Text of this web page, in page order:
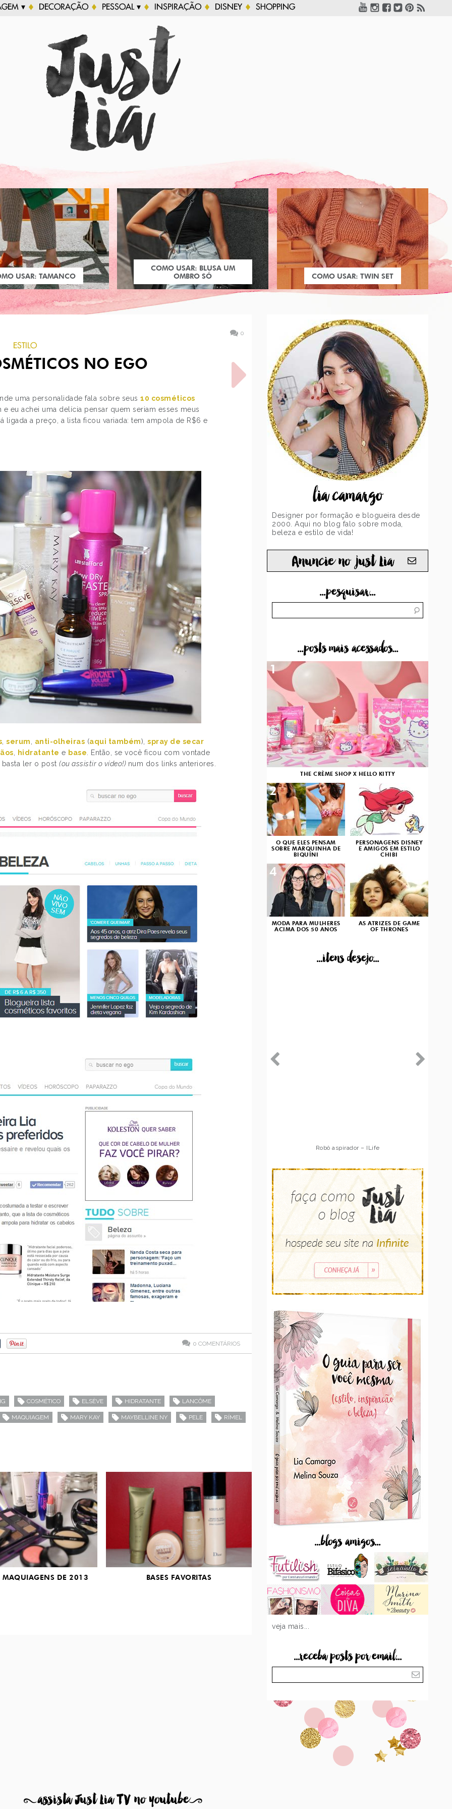
▾ DECORAÇÃO PESSOAL ▾ INSPIRAÇÃO DISNEY SHOPPING
USAR: TAMANCO
COMO USAR: BLUSA UM
OMBRO SÓ
COMO USAR: TWIN SET
0
ESTILO
NO EGO
uma personalidade fala sobre seus10 cosméticos
eu achei uma delícia pensar quem seriam esses meus
ligada a preço, a lista ficou variada: tem ampola de R$6 e
,serum anti-olheiras (aqui também),spray de secar
hidratante e base . Então, se você ficou com vontade
basta ler o post(ou assistir o vídeo!) num dos links anteriores.
0 COMENTÁRIOS
COSMÉTICO ELSÈVE HIDRATANTE LANCÔME
MAQUIAGEM MARY KAY MAYBELLINE NY PELE RÍMEL
MAQUIAGENS DE 2013 BASES FAVORITAS
PRÓXIMO POST
lia camargo
Designer por formação e blogueira desde
2000. Aqui no blog falo sobre moda,
beleza e estilo de vida!
Anuncie no just Lia
...pesquisar...
...posts mais acessados...
THE CRÈME SHOP X HELLO KITTY
1
O QUE ELES PENSAM
SOBRE MARQUINHA DE
BIQUÍNI
2
PERSONAGENS DISNEY
E AMIGOS EM ESTILO
CHIBI
3
MODA PARA MULHERES
ACIMA DOS 50 ANOS
4
AS ATRIZES DE GAME
OF THRONES
...itens desejo...
Robô aspirador – Multilaser
...blogs amigos...
veja mais...
...receba posts por email...
8assista Just Lia TV no youtube9